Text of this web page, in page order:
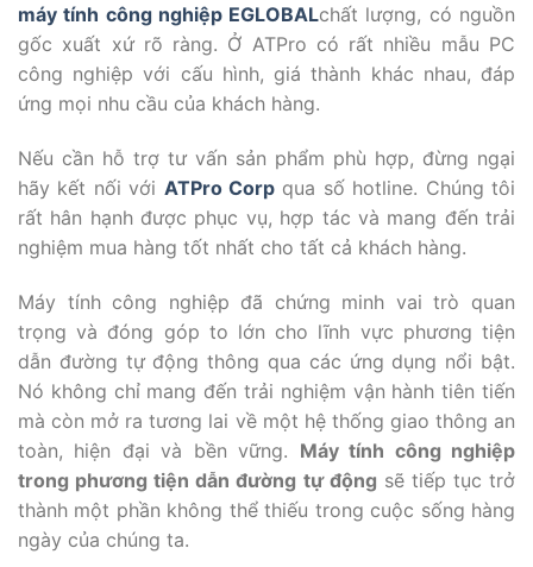
máy tính công nghiệp EGLOBALchất lượng, có nguồn
gốc xuất xứ rõ ràng. Ở ATPro có rất nhiều mẫu PC
công nghiệp với cấu hình, giá thành khác nhau, đáp
ứng mọi nhu cầu của khách hàng.
Nếu cần hỗ trợ tư vấn sản phẩm phù hợp, đừng ngại
hãy kết nối với ATPro Corp qua số hotline. Chúng tôi
rất hân hạnh được phục vụ, hợp tác và mang đến trải
nghiệm mua hàng tốt nhất cho tất cả khách hàng.
Máy tính công nghiệp đã chứng minh vai trò quan
trọng và đóng góp to lớn cho lĩnh vực phương tiện
dẫn đường tự động thông qua các ứng dụng nổi bật.
Nó không chỉ mang đến trải nghiệm vận hành tiên tiến
mà còn mở ra tương lai về một hệ thống giao thông an
toàn, hiện đại và bền vững. Máy tính công nghiệp
trong phương tiện dẫn đường tự động sẽ tiếp tục trở
thành một phần không thể thiếu trong cuộc sống hàng
ngày của chúng ta.